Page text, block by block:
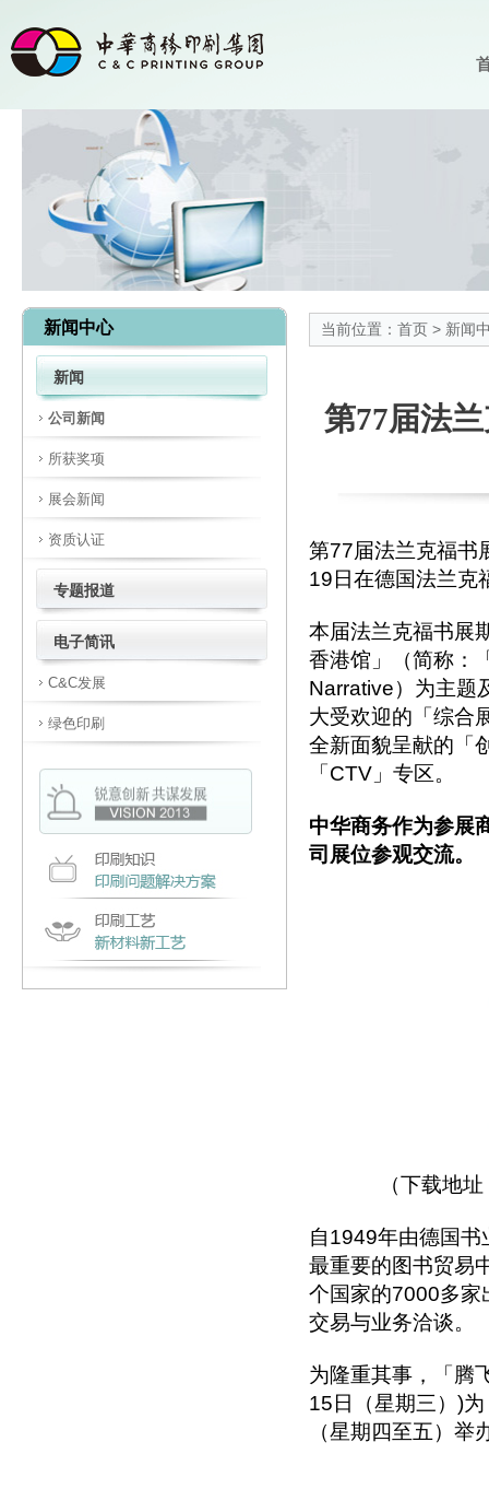
新闻中心
新闻
公司新闻
所获奖项
展会新闻
资质认证
专题报道
电子简讯
C&C发展
绿色印刷
当前位置： 首页 > 新闻
第77届法
第77届法兰克福书
19日在德国法兰克
本届法兰克福书展
香港馆」（简称：
Narrative）为主题
大受欢迎的「综合
全新面貌呈献的「
「CTV」专区。
中华商务作为参展
司展位参观交流。
（下载地
自1949年由德国
最重要的图书贸易
个国家的7000多家
交易与业务洽谈。
为隆重其事，「腾
15日（星期三）)
（星期四至五）